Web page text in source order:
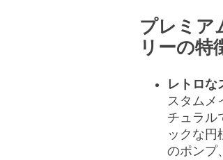
プレミア
リーの特
レトロな
スタムメ
チュラル
ックな円
のポンプ